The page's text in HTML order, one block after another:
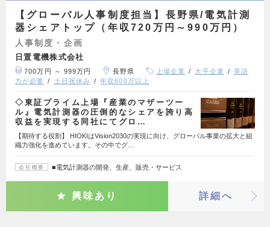
【グローバル人事制度担当】長野県/電気計測
器シェアトップ（年収720万円～990万円）
人事制度・企画
日置電機株式会社
700万円 ～ 999万円 長野県 上場企業 大手企業
英語
力が必要
土日祝休み 年収600万以上
◇東証プライム上場『産業のマザーツー
ル』電気計測器の圧倒的なシェアを誇り高
収益を実現する同社にてグロ…
【期待する役割】 HIOKIはVision2030の実現に向け、グローバル事業の拡大と組
織力強化を進めています。その中でグ…
会社概要 ■電気計測器の開発、生産、販売・サービス
興味あり 詳細へ